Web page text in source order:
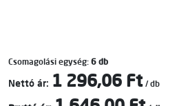
Csomagolási egység: 6 db
Nettó ár: 1 296,06 Ft / db